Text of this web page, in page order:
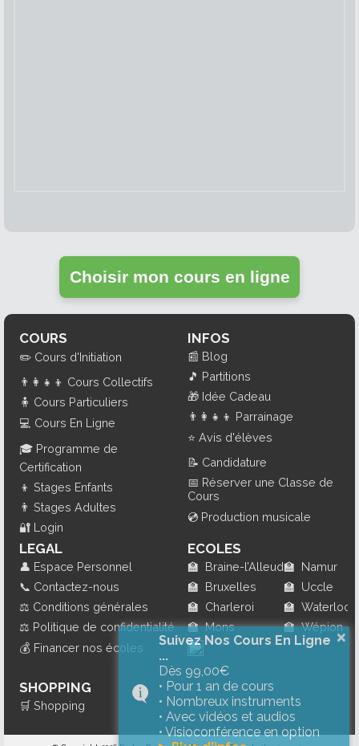
Choisir mon cours en ligne
COURS
✏️ Cours d'Initiation
👨‍👩‍👧‍👦 Cours Collectifs
🧍 Cours Particuliers
💻 Cours En Ligne
🎓 Programme de
Certification
👦 Stages Enfants
👨 Stages Adultes
🔐 Login
INFOS
📰 Blog
🎵 Partitions
🎁 Idée Cadeau
👨‍👩‍👧‍👦 Parrainage
⭐ Avis d'élèves
📝 Candidature
📅 Réserver une Classe de
Cours
💿 Production musicale
LEGAL
👤 Espace Personnel
📞 Contactez-nous
⚖️ Conditions générales
⚖️ Politique de confidentialité
💰 Financer nos écoles
SHOPPING
🛒 Shopping
ECOLES
🏫 Braine-l’Alleud
🏫 Bruxelles
🏫 Charleroi
🏫 Mons
🏫 Namur
🏫 Uccle
🏫 Waterloo
🏫 Wépion
×
Suivez Nos Cours En Ligne
...
Dès 99,00€
• Pour 1 an de cours
• Nombreux instruments
• Avec vidéos et audios
• Visioconférence en option